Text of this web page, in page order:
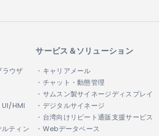
ウザ
UI/HMI
ルティン
サービス＆ソリューション
・キャリアメール
・チャット・動態管理
・サムスン製サイネージディスプレイ
・デジタルサイネージ
・台湾向けリピート通販支援サービス
・Webデータベース